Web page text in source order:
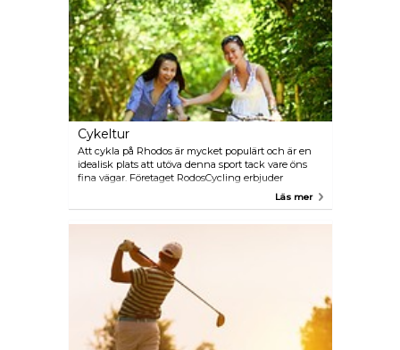
Cykeltur
Att cykla på Rhodos är mycket populärt och är en
idealisk plats att utöva denna sport tack vare öns
fina vägar. Företaget RodosCycling erbjuder
cykelutflykter runt Rhodos. Här får du chansen att
grekiska traditionella delikatesser. De erfarna
guiderna kommer att dela med sig av sin kunskap
om ön och ta hand om din säkerhet.
Läs mer